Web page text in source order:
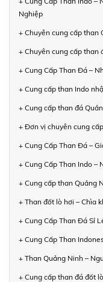
Nghiệp
+ Chuyên cung cấp than
+ Chuyên cung cấp than
+ Cung Cấp Than Đá –
+ Cung cấp than Indo
+ Cung cấp than đá
+ Đơn vị chuyên cung
+ Cung Cấp Than Đá –
+ Cung Cấp Than Indo –
+ Cung cấp than Quảng
+ Than đốt lò hơi – Chìa
+ Cung Cấp Than Đá Sỉ
+ Cung Cấp Than
+ Than Quảng Ninh –
+ Cung cấp than đá đốt